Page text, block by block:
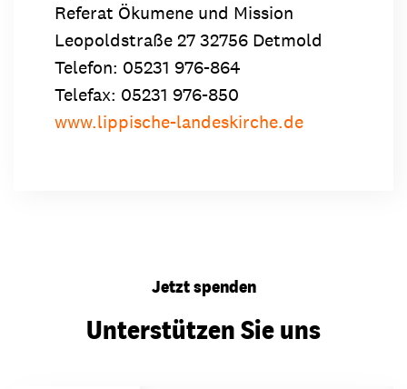
Referat Ökumene und Mission
Leopoldstraße 27 32756 Detmold
Telefon: 05231 976-864
Telefax: 05231 976-850
www.lippische-landeskirche.de
Jetzt spenden
Unterstützen Sie uns